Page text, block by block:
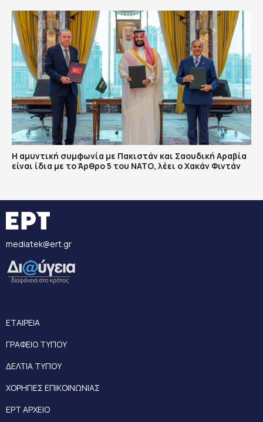
Η αμυντική συμφωνία με Πακιστάν και Σαουδική Αραβία
είναι ίδια με το Άρθρο 5 του ΝΑΤΟ, λέει ο Χακάν Φιντάν
mediatek@ert.gr
ΕΤΑΙΡΕΙΑ
ΓΡΑΦΕΙΟ ΤΥΠΟΥ
ΔΕΛΤΙΑ ΤΥΠΟΥ
ΧΟΡΗΓΙΕΣ ΕΠΙΚΟΙΝΩΝΙΑΣ
ΕΡΤ ΑΡΧΕΙΟ